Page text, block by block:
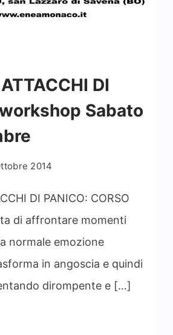
DI
Sabato
2014
DI PANICO: CORSO
di affrontare momenti
normale emozione
in angoscia e quindi
dirompente e […]